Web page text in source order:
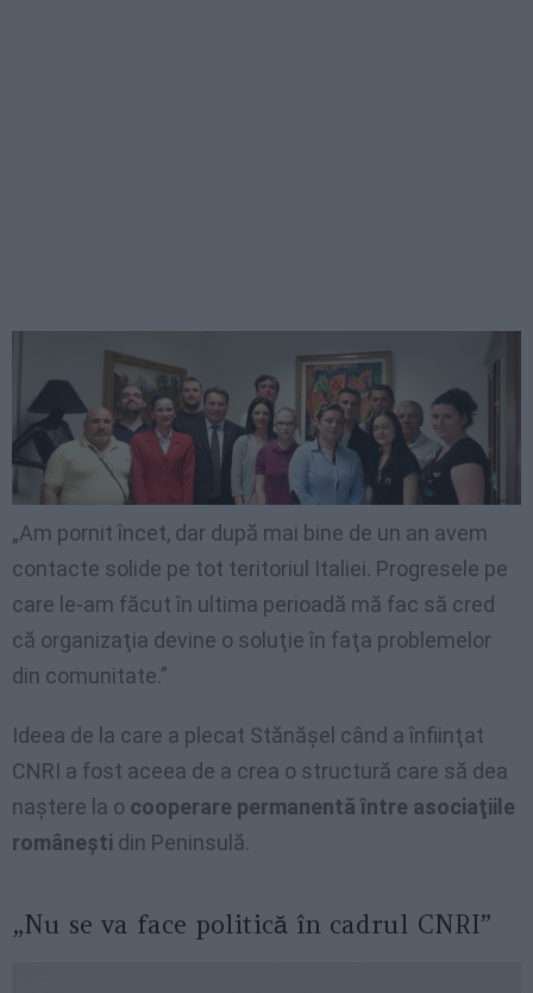
„Am pornit încet, dar după mai bine de un an avem
contacte solide pe tot teritoriul Italiei. Progresele pe
care le-am făcut în ultima perioadă mă fac să cred
că organizaţia devine o soluţie în faţa problemelor
din comunitate.”
Ideea de la care a plecat Stănăşel când a înfiinţat
CNRI a fost aceea de a crea o structură care să dea
naştere la o cooperare permanentă între asociaţiile
româneşti din Peninsulă.
„Nu se va face politică în cadrul CNRI”